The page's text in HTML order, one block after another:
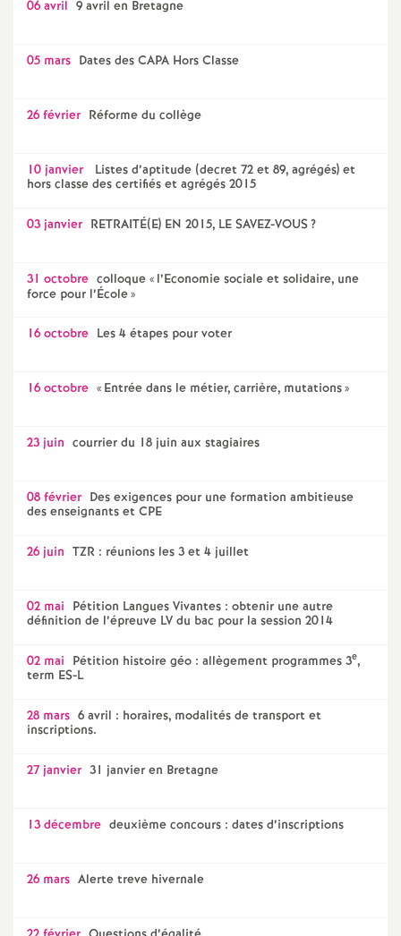
06 avril 9 avril en Bretagne
05 mars Dates des CAPA Hors Classe
26 février Réforme du collège
10 janvier
Listes d’aptitude (decret 72 et 89, agrégés) et
hors classe des certifiés et agrégés 2015
03 janvier RETRAITÉ(E) EN 2015, LE SAVEZ-VOUS?
31 octobre colloque « l’Economie sociale et solidaire, une
force pour l’École»
16 octobre Les 4 étapes pour voter
16 octobre « Entrée dans le métier, carrière, mutations»
23 juin courrier du 18 juin aux stagiaires
08 février Des exigences pour une formation ambitieuse
des enseignants et CPE
26 juin TZR : réunions les 3 et 4 juillet
02 mai Pétition Langues Vivantes : obtenir une autre
définition de l’épreuve LV du bac pour la session 2014
02 mai Pétition histoire géo : allègement programmes 3e,
term ES-L
28 mars 6 avril : horaires, modalités de transport et
inscriptions.
27 janvier 31 janvier en Bretagne
13 décembre deuxième concours : dates d’inscriptions
26 mars Alerte treve hivernale